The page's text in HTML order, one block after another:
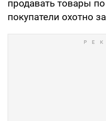
продавать товары
покупатели охотно